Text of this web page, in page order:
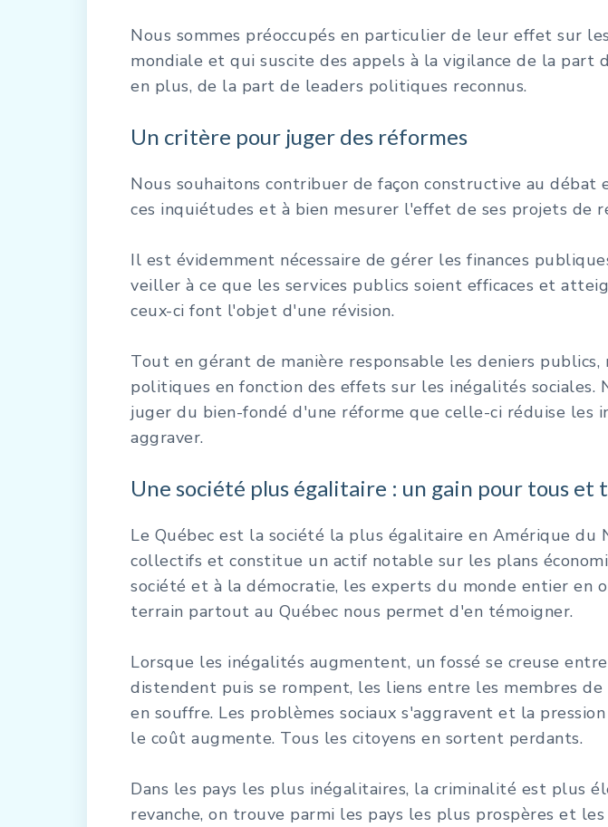
Nous sommes préoccupés en particulier de leur effet sur
mondiale et qui suscite des appels à la vigilance de la part
en plus, de la part de leaders politiques reconnus.
Un critère pour juger des réformes
Nous souhaitons contribuer de façon constructive au
ces inquiétudes et à bien mesurer l'effet de ses projets de
Il est évidemment nécessaire de gérer les finances
veiller à ce que les services publics soient efficaces et
ceux-ci font l'objet d'une révision.
Tout en gérant de manière responsable les deniers
politiques en fonction des effets sur les inégalités
juger du bien-fondé d'une réforme que celle-ci réduise
aggraver.
Une société plus égalitaire : un gain pour tous et
Le Québec est la société la plus égalitaire en Amérique
collectifs et constitue un actif notable sur les plans
société et à la démocratie, les experts du monde entier
terrain partout au Québec nous permet d'en témoigner.
Lorsque les inégalités augmentent, un fossé se creuse
distendent puis se rompent, les liens entre les membres
en souffre. Les problèmes sociaux s'aggravent et la
le coût augmente. Tous les citoyens en sortent perdants.
Dans les pays les plus inégalitaires, la criminalité est plus
revanche, on trouve parmi les pays les plus prospères et